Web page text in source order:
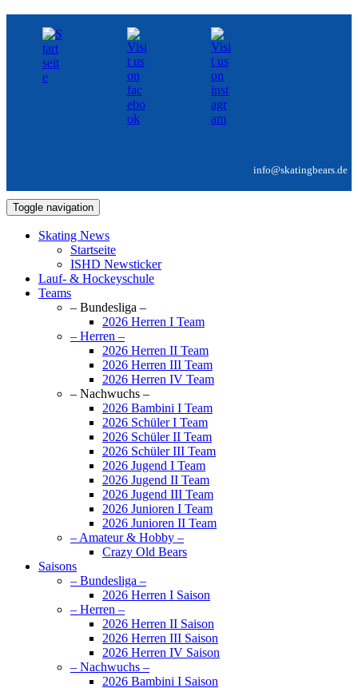
info@skatingbears.de
Toggle navigation
Skating News
Startseite
ISHD Newsticker
Lauf- & Hockeyschule
Teams
– Bundesliga –
2026 Herren I Team
– Herren –
2026 Herren II Team
2026 Herren III Team
2026 Herren IV Team
– Nachwuchs –
2026 Bambini I Team
2026 Schüler I Team
2026 Schüler II Team
2026 Schüler III Team
2026 Jugend I Team
2026 Jugend II Team
2026 Jugend III Team
2026 Junioren I Team
2026 Junioren II Team
– Amateur & Hobby –
Crazy Old Bears
Saisons
– Bundesliga –
2026 Herren I Saison
– Herren –
2026 Herren II Saison
2026 Herren III Saison
2026 Herren IV Saison
– Nachwuchs –
2026 Bambini I Saison